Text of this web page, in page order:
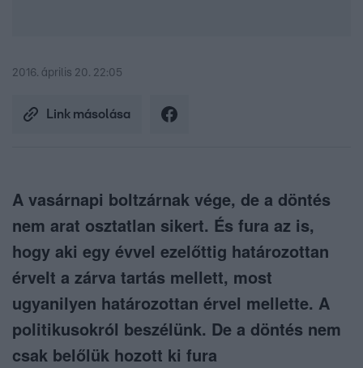
2016. április 20. 22:05
Link másolása
A vasárnapi boltzárnak vége, de a döntés
nem arat osztatlan sikert. És fura az is,
hogy aki egy évvel ezelőttig határozottan
érvelt a zárva tartás mellett, most
ugyanilyen határozottan érvel mellette. A
politikusokról beszélünk. De a döntés nem
csak belőlük hozott ki fura